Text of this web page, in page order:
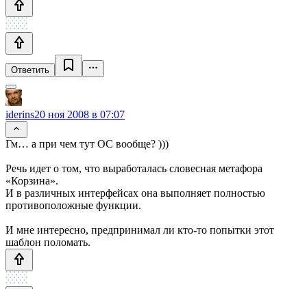
Ответить
iderins20 ноя 2008 в 07:07
Гм… а при чем тут ОС вообще? )))
Речь идет о том, что выработалась словесная метафора
«Корзина».
И в различных интерфейсах она выполняет полностью
противоположные функции.
И мне интересно, предпринимал ли кто-то попытки этот
шаблон поломать.